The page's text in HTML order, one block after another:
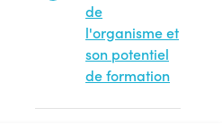
de
l'organisme et
son potentiel
de formation